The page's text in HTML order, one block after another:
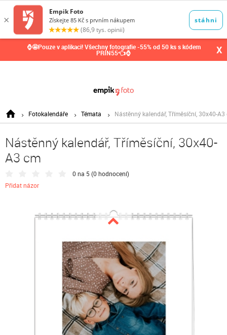
⌚🤩Pouze v aplikaci! Všechny fotografie -55% od 50 ks s kódem
PRIN55👈⌚ X
Fotokalendáře Témata Nástěnný kalendář, Tříměsíční, 30x40-A3
Nástěnný kalendář, Tříměsíční, 30x40-
A3 cm
0 na 5 (0 hodnocení)
Přidat názor